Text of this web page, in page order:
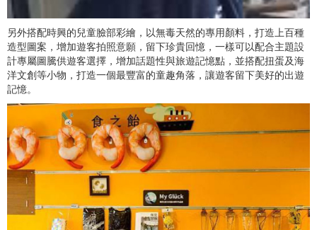
另外搭配時興的兒童臉部彩繪，以無毒天然的專用顏料，打造上百種
造型圖案，增加遊客拍照意願，留下珍貴回憶，一樣可以配合主題設
計專屬圖騰供遊客選擇，增加話題性與旅遊記憶點，並搭配扭蛋及海
洋文創等小物，打造一個最豐富的童趣角落，讓遊客留下美好的出遊
記憶。